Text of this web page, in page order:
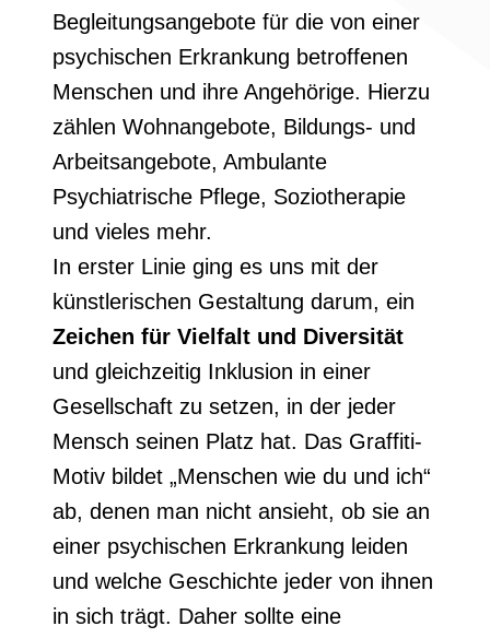
Begleitungsangebote für die von einer
psychischen Erkrankung betroffenen
Menschen und ihre Angehörige. Hierzu
zählen Wohnangebote, Bildungs- und
Arbeitsangebote, Ambulante
Psychiatrische Pflege, Soziotherapie
und vieles mehr.
In erster Linie ging es uns mit der
künstlerischen Gestaltung darum, ein
Zeichen für Vielfalt und Diversität
und gleichzeitig Inklusion in einer
Gesellschaft zu setzen, in der jeder
Mensch seinen Platz hat. Das Graffiti-
Motiv bildet „Menschen wie du und ich“
ab, denen man nicht ansieht, ob sie an
einer psychischen Erkrankung leiden
und welche Geschichte jeder von ihnen
in sich trägt. Daher sollte eine